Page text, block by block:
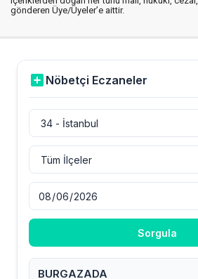
gönderen Üye/Üyeler’e aittir.